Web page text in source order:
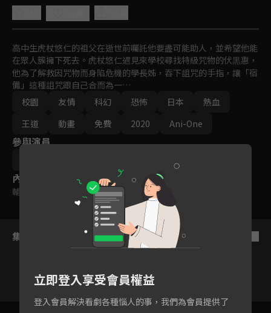
高中生虎杖悠仁的祖父在逝世前囑託他要盡可能助人，並希望他能
在眾人簇擁下死去。虎杖悠仁遇見來學校尋找特級咒物的伏黒惠，
他為了解救因咒物而身陷危機的學長姊，吞下詛咒的手指，讓「宿
儺」這種詛咒跟自己合而為一…
校園
友情 科幻 恐怖 日本
熱血
王道
動畫 免費 2020 Ani-One
參與演員
內容標籤
輔導十二歲級
集數列表
立即登入享受會員權益
登入會員解決看劇各種惱人的事，我們為會員提供了